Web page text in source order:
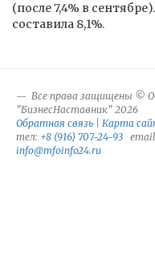
(после 7,4% в
составила 8,1%.
Все права защищены ©
"БизнесНаставник" 2026
Обратная связь
Карта
тел: +8 (916) 707-24-93
info@mfoinfo24.ru